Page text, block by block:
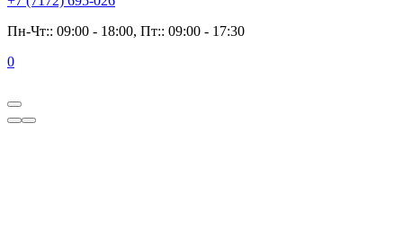
Пн-Чт:: 09:00 - 18:00, Пт:: 09:00 - 17:30
0